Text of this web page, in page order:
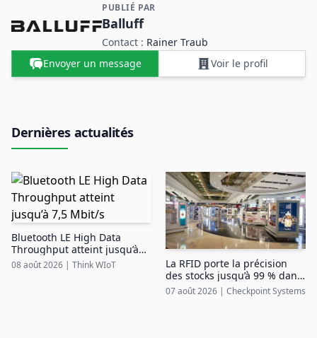
Contact et informations sur l'entreprise
PUBLIÉ PAR
Balluff
Contact : Rainer Traub
Envoyer un message
Voir le profil
Dernières actualités
Bluetooth LE High Data
Throughput atteint jusqu’à
7,5 Mbit/s
08 août 2026 | Think WIoT
La RFID porte la précision
des stocks jusqu’à 99 % dans
le duty free aéroportuaire
07 août 2026 | Checkpoint Systems